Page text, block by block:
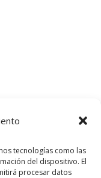
tecnologías como las
del dispositivo. El
procesar datos